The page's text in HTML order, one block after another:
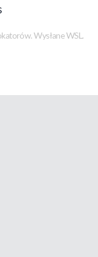
WysłaneWSL .